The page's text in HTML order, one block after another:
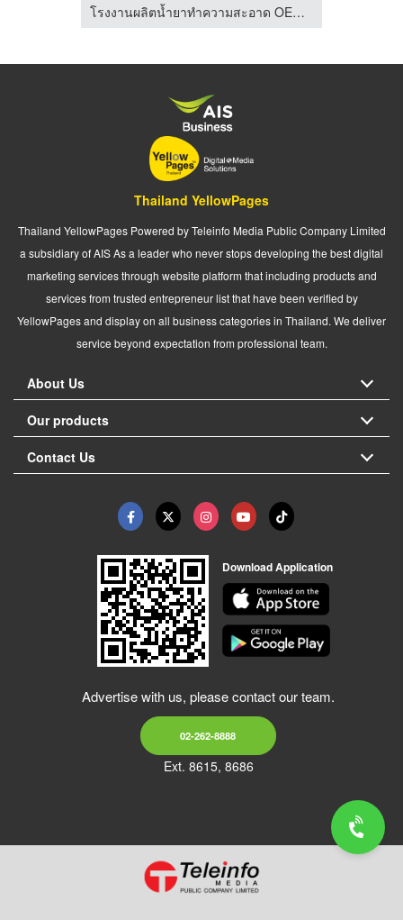
โรงงานผลิตน้ำยาทำความสะอาด OEM - คงธนา เซอร์วิส
Thailand YellowPages
Thailand YellowPages Powered by Teleinfo Media Public Company Limited
a subsidiary of AIS As a leader who never stops developing the best digital
marketing services through website platform that including products and
services from trusted entrepreneur list that have been verified by
YellowPages and display on all business categories in Thailand. We deliver
service beyond expectation from professional team.
About Us
Our products
Contact Us
Download Application
Advertise with us, please contact our team.
02-262-8888
Ext. 8615, 8686